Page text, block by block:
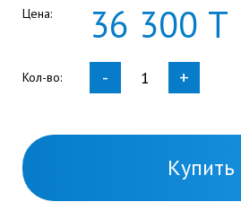
Цена: 36 300 Т
Кол-во: - +
Купить